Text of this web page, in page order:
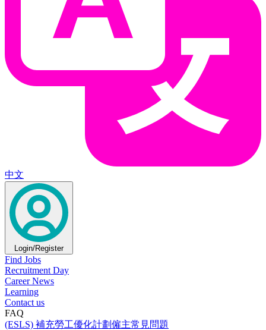
中文
Login/Register
Find Jobs
Recruitment Day
Career News
Learning
Contact us
FAQ
(ESLS) 補充勞工優化計劃僱主常見問題